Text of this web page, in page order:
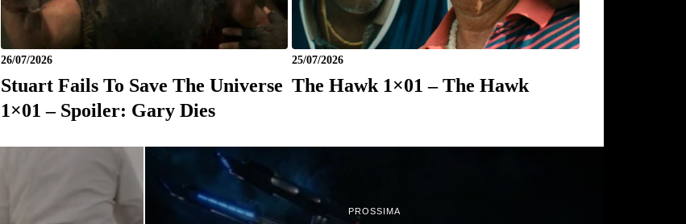
26/07/2026
Stuart Fails To Save The Universe
1×01 – Spoiler: Gary Dies
25/07/2026
The Hawk 1×01 – The Hawk
PROSSIMA